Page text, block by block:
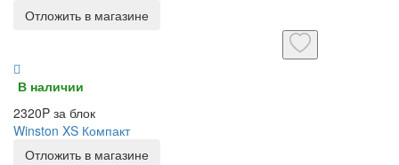
Отложить в магазине
В наличии
2320P за блок
Winston XS Компакт
Отложить в магазине